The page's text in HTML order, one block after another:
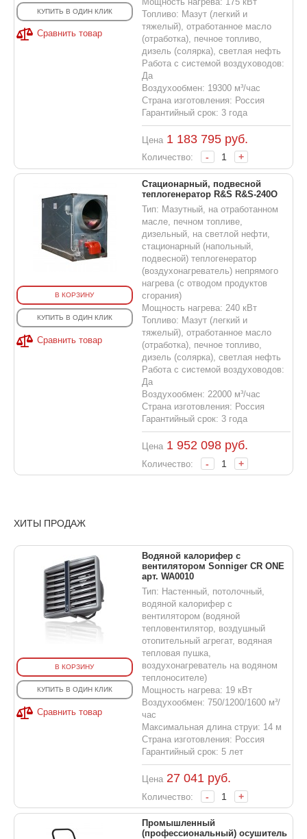
КУПИТЬ В ОДИН КЛИК
Сравнить товар
Топливо: Мазут (легкий и
тяжелый), отработанное масло
(отработка), печное топливо,
дизель (солярка), светлая нефть
Работа с системой воздуховодов:
Да
Воздухообмен: 19300 м³/час
Страна изготовления: Россия
Гарантийный срок: 3 года
Цена 1 183 795руб.
Количество: - +
В КОРЗИНУ
КУПИТЬ В ОДИН КЛИК
Сравнить товар
Стационарный, подвесной
теплогенератор R&S R&S-240O
Тип: Мазутный, на отработанном
масле, печном топливе,
дизельный, на светлой нефти,
стационарный (напольный,
подвесной) теплогенератор
(воздухонагреватель) непрямого
нагрева (с отводом продуктов
сгорания)
Мощность нагрева: 240 кВт
Топливо: Мазут (легкий и
тяжелый), отработанное масло
(отработка), печное топливо,
дизель (солярка), светлая нефть
Работа с системой воздуховодов:
Да
Воздухообмен: 22000 м³/час
Страна изготовления: Россия
Гарантийный срок: 3 года
Цена 1 952 098руб.
Количество: - +
ХИТЫ ПРОДАЖ
В КОРЗИНУ
КУПИТЬ В ОДИН КЛИК
Сравнить товар
Водяной калорифер с
вентилятором Sonniger CR ONE
арт. WA0010
Тип: Настенный, потолочный,
водяной калорифер с
вентилятором (водяной
тепловентилятор, воздушный
отопительный агрегат, водяная
тепловая пушка,
воздухонагреватель на водяном
теплоносителе)
Мощность нагрева: 19 кВт
Воздухообмен: 750/1200/1600 м³/
час
Максимальная длина струи: 14 м
Страна изготовления: Россия
Гарантийный срок: 5 лет
Цена 27 041руб.
Количество: - +
Промышленный
(профессиональный) осушитель